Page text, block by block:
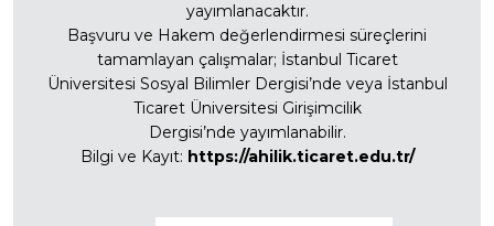
yayımlanacaktır.
Başvuru ve Hakem değerlendirmesi süreçlerini
tamamlayan çalışmalar; İstanbul Ticaret
Üniversitesi Sosyal Bilimler Dergisi’nde veya İstanbul
Ticaret Üniversitesi Girişimcilik
Dergisi’nde yayımlanabilir.
Bilgi ve Kayıt: https://ahilik.ticaret.edu.tr/